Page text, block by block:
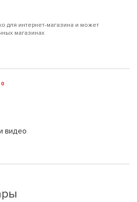
для интернет-магазина и может
магазинах
видео